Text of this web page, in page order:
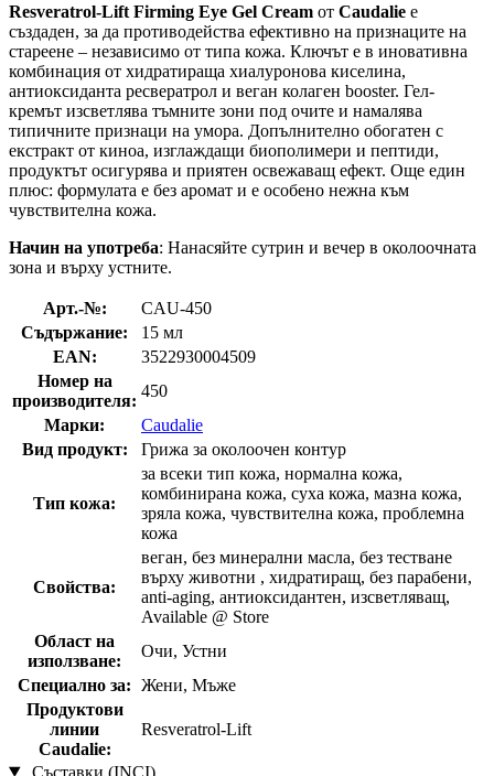
Resveratrol-Lift Firming Eye Gel Cream от Caudalie е
създаден, за да противодейства ефективно на признаците на
стареене – независимо от типа кожа. Ключът е в иновативна
комбинация от хидратираща хиалуронова киселина,
антиоксиданта ресвератрол и веган колаген booster. Гел-
кремът изсветлява тъмните зони под очите и намалява
типичните признаци на умора. Допълнително обогатен с
екстракт от киноа, изглаждащи биополимери и пептиди,
продуктът осигурява и приятен освежаващ ефект. Още един
плюс: формулата е без аромат и е особено нежна към
чувствителна кожа.
Начин на употреба: Нанасяйте сутрин и вечер в околоочната
зона и върху устните.
Арт.-№:
CAU-450
Съдържание:
15 мл
EAN:
3522930004509
Номер на
производителя:
450
Марки:
Caudalie
Вид продукт:
Грижа за околоочен контур
Тип кожа:
за всеки тип кожа, нормална кожа,
комбинирана кожа, суха кожа, мазна кожа,
зряла кожа, чувствителна кожа, проблемна
кожа
Свойства:
веган, без минерални масла, без тестване
върху животни , хидратиращ, без парабени,
anti-aging, антиоксидантен, изсветляващ,
Available @ Store
Област на
използване:
Очи, Устни
Специално за: Жени, Мъже
Продуктови
линии
Caudalie:
Resveratrol-Lift
Съставки (INCI)